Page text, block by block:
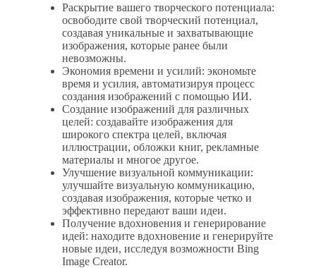
Раскрытие вашего творческого потенциала:
освободите свой творческий потенциал,
создавая уникальные и захватывающие
изображения, которые ранее были
невозможны.
Экономия времени и усилий: экономьте
время и усилия, автоматизируя процесс
создания изображений с помощью ИИ.
Создание изображений для различных
целей: создавайте изображения для
широкого спектра целей, включая
иллюстрации, обложки книг, рекламные
материалы и многое другое.
Улучшение визуальной коммуникации:
улучшайте визуальную коммуникацию,
создавая изображения, которые четко и
эффективно передают ваши идеи.
Получение вдохновения и генерирование
идей: находите вдохновение и генерируйте
новые идеи, исследуя возможности Bing
Image Creator.